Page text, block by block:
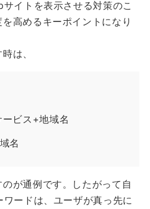
イトを表示させる対策のこ
高めるキーポイントになり
は、
ビス+地域名
名
が通例です。したがって自
ードは、ユーザが真っ先に